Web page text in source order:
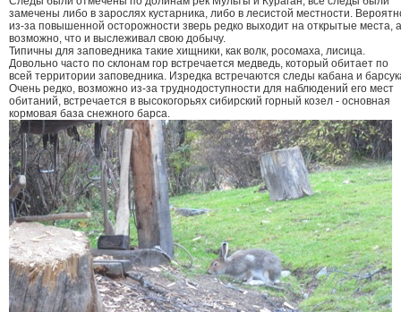
замечены либо в зарослях кустарника, либо в лесистой местности.
из-за повышенной осторожности зверь редко выходит на открытые места, а
возможно, что и выслеживал свою добычу.
Типичны для заповедника такие хищники, как волк, росомаха, лисица.
Довольно часто по склонам гор встречается медведь, который обитает по
всей территории заповедника. Изредка встречаются следы кабана и
Очень редко, возможно из-за труднодоступности для наблюдений его мест
обитаний, встречается в высокогорьях сибирский горный козел - основная
кормовая база снежного барса.